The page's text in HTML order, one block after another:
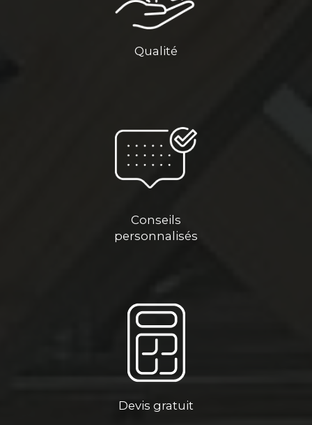
Qualité
Conseils
personnalisés
Devis gratuit